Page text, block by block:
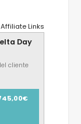
Affiliate Links
Day
cliente